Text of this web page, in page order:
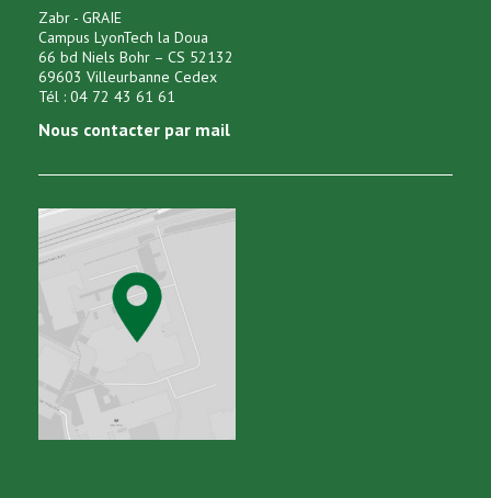
Zabr - GRAIE
Campus LyonTech la Doua
66 bd Niels Bohr – CS 52132
69603 Villeurbanne Cedex
Tél : 04 72 43 61 61
Nous contacter par mail